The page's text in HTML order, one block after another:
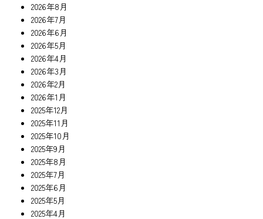
2026年8月
2026年7月
2026年6月
2026年5月
2026年4月
2026年3月
2026年2月
2026年1月
2025年12月
2025年11月
2025年10月
2025年9月
2025年8月
2025年7月
2025年6月
2025年5月
2025年4月